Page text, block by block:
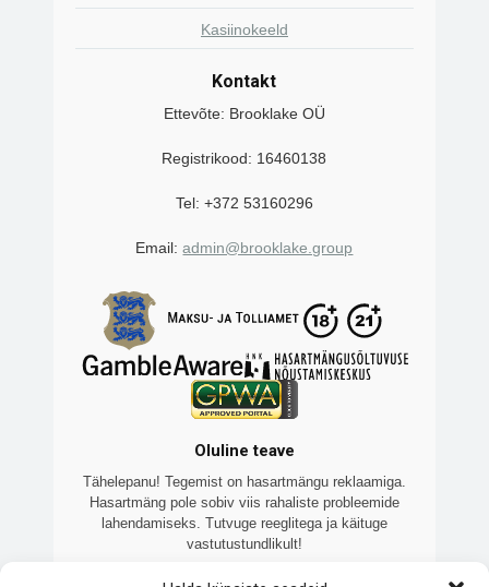
Kasiinokeeld
Kontakt
Ettevõte: Brooklake OÜ
Registrikood: 16460138
Tel: +372 53160296
Email:admin@brooklake.group
Oluline teave
Tähelepanu! Tegemist on hasartmängu reklaamiga.
Hasartmäng pole sobiv viis rahaliste probleemide
lahendamiseks. Tutvuge reeglitega ja käituge
vastutustundlikult!